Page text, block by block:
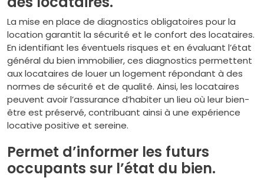
La mise en place de diagnostics obligatoires pour la
location garantit la sécurité et le confort des locataires.
En identifiant les éventuels risques et en évaluant l’état
général du bien immobilier, ces diagnostics permettent
aux locataires de louer un logement répondant à des
normes de sécurité et de qualité. Ainsi, les locataires
peuvent avoir l’assurance d’habiter un lieu où leur bien-
être est préservé, contribuant ainsi à une expérience
locative positive et sereine.
Permet d’informer les futurs
occupants sur l’état du bien.